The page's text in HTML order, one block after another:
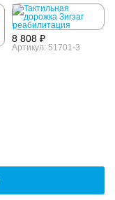
8 808 ₽
Артикул: 51701-3